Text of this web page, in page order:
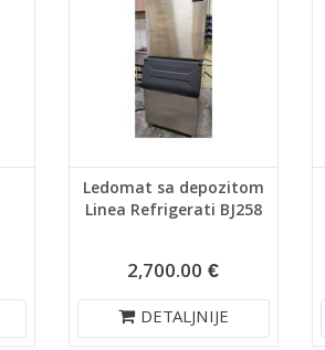
Ledomat sa depozitom
Linea Refrigerati BJ258
2,700.00 €
DETALJNIJE